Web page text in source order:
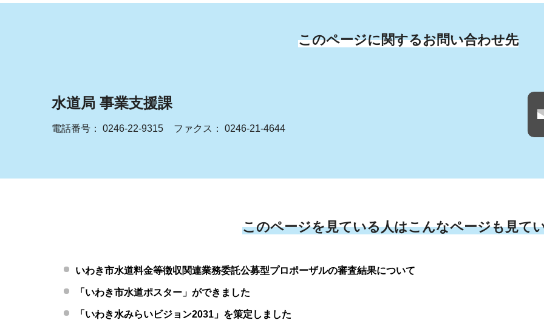
このページに関するお問い合わせ先
水道局 事業支援課
電話番号： 0246-22-9315 ファクス： 0246-21-4644
このページを見ている人はこんなページも見て
いわき市水道料金等徴収関連業務委託公募型プロポーザルの審査結果について
「いわき市水道ポスター」ができました
「いわき水みらいビジョン2031」を策定しました